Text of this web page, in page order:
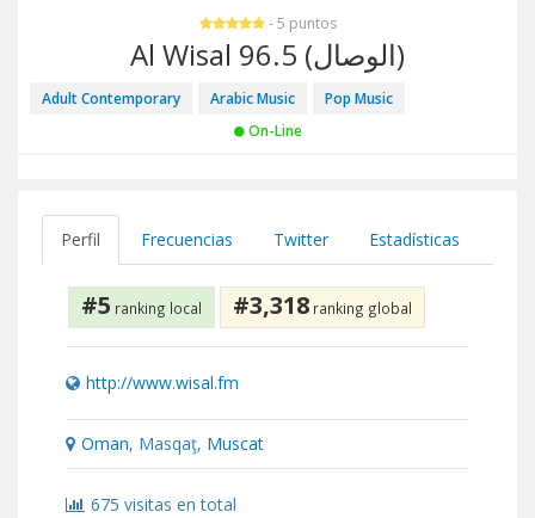
- 5 puntos
Al Wisal 96.5 (الوصال)
Adult Contemporary Arabic Music
Pop Music
On-Line
Perfil Frecuencias Twitter Estadísticas
#5 ranking local #3,318 ranking global
http://www.wisal.fm
Oman, Masqaţ, Muscat
675 visitas en total